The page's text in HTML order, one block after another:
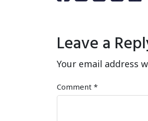
Leave a
Your email address
Comment *